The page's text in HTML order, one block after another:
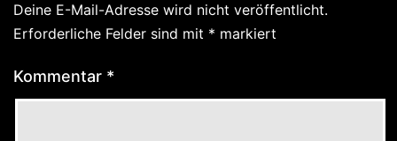
Deine E-Mail-Adresse wird nicht veröffentlicht.
Erforderliche Felder sind mit * markiert
Kommentar *